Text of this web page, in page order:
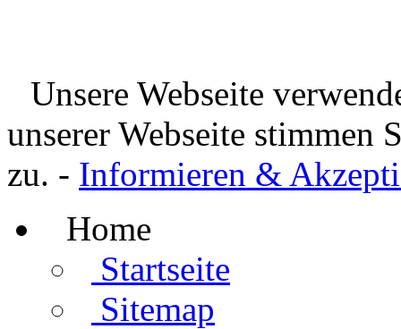
Unsere Webseite
unserer Webseite stimmen
zu. - Informieren &
Home
Startseite
Sitemap